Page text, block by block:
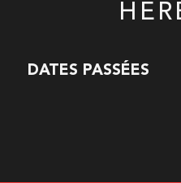
DATES PASSÉES